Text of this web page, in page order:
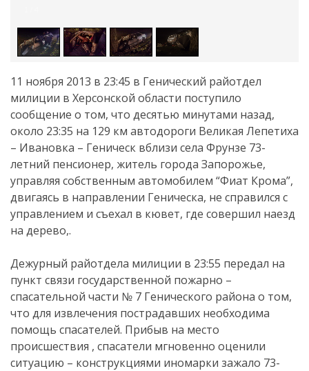
11 ноября 2013 в 23:45 в Генический райотдел
милиции в Херсонской области поступило
сообщение о том, что десятью минутами назад,
около 23:35 на 129 км автодороги Великая Лепетиха
– Ивановка – Геническ вблизи села Фрунзе 73-
летний пенсионер, житель города Запорожье,
управляя собственным автомобилем “Фиат Крома”,
двигаясь в направлении Геническа, не справился с
управлением и съехал в кювет, где совершил наезд
на дерево,.
Дежурный райотдела милиции в 23:55 передал на
пункт связи государственной пожарно –
спасательной части № 7 Генического района о том,
что для извлечения пострадавших необходима
помощь спасателей. Прибыв на место
происшествия , спасатели мгновенно оценили
ситуацию – конструкциями иномарки зажало 73-